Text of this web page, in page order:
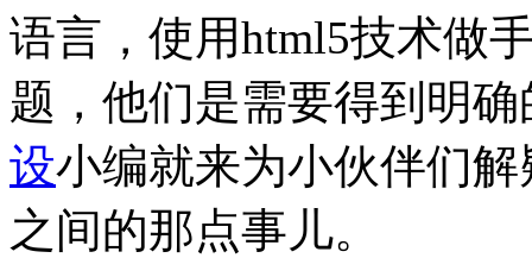
语言，使用html5技术做
题，他们是需要得到明
设小编就来为小伙伴们
之间的那点事儿。